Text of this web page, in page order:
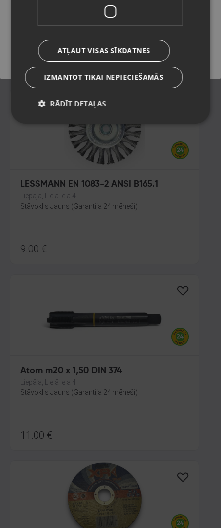
Stāvoklis Jauns (Garantija 24 mēneši)
15.00€
LESSMANN EN 1083-2 ANSI B165.1
Liepāja, Lielā iela 4
Stāvoklis Jauns (Garantija 24 mēneši)
9.00 €
Atorn m20 x 1,50 DIN 374
Liepāja, Lielā iela 4
Stāvoklis Jauns (Garantija 24 mēneši)
11.00 €
Saglabāt
ATĻAUT VISAS SĪKDATNES
IZMANTOT TIKAI NEPIECIEŠAMĀS
RĀDĪT DETAĻAS